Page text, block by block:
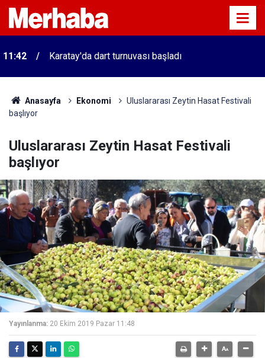
11:42 Karatay'da dart turnuvası başladı
Anasayfa Ekonomi
Uluslararası Zeytin Hasat Festivali
başlıyor
Uluslararası Zeytin Hasat Festivali
başlıyor
Yayınlanma: 20 Ekim 2019 Pazar 11:48